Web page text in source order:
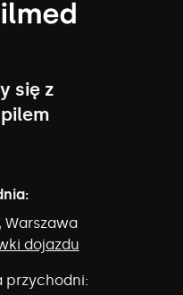
się z
Warszawa
dojazdu
przychodni: